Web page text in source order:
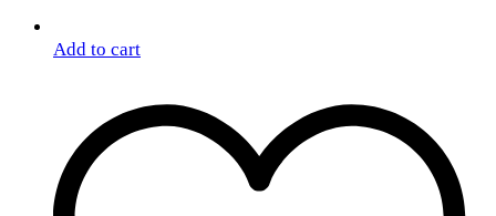
Add to cart